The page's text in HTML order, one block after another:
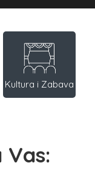
Kultura i Zabava